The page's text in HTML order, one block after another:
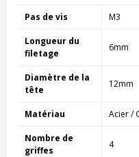
Pas de vis M3
Longueur du
filetage
6mm
Diamètre de la
tête
12mm
Matériau Acier /
Nombre de
griffes
4